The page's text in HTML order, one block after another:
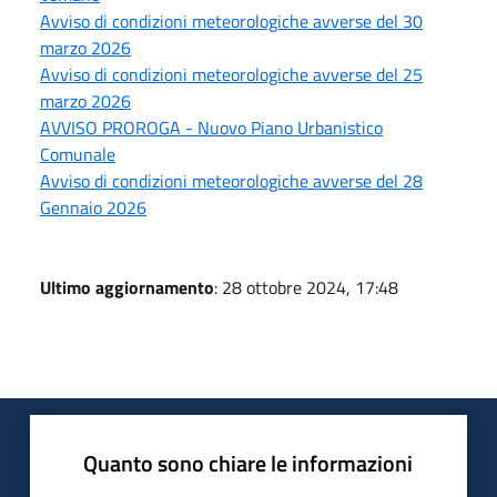
Avviso di condizioni meteorologiche avverse del 30
marzo 2026
Avviso di condizioni meteorologiche avverse del 25
marzo 2026
AVVISO PROROGA - Nuovo Piano Urbanistico
Comunale
Avviso di condizioni meteorologiche avverse del 28
Gennaio 2026
Ultimo aggiornamento: 28 ottobre 2024, 17:48
Quanto sono chiare le informazioni